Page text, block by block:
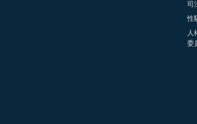
司
性
人
委